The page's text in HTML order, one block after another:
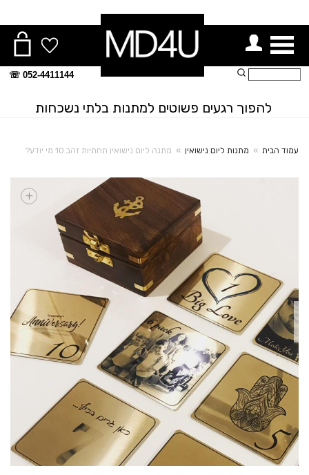
תפריט
052-4411144 ☏
להפוך רגעים פשוטים למתנות בלתי נשכחות
עמוד הבית » מתנות ליום נישואין » מתנה ליום נישואין תחתיות זהב 10 מי יודע?
+